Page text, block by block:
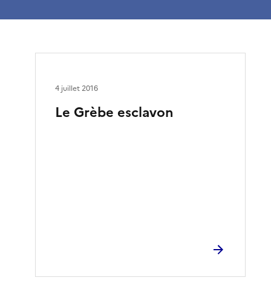
Le Grèbe esclavon
4 juillet 2016